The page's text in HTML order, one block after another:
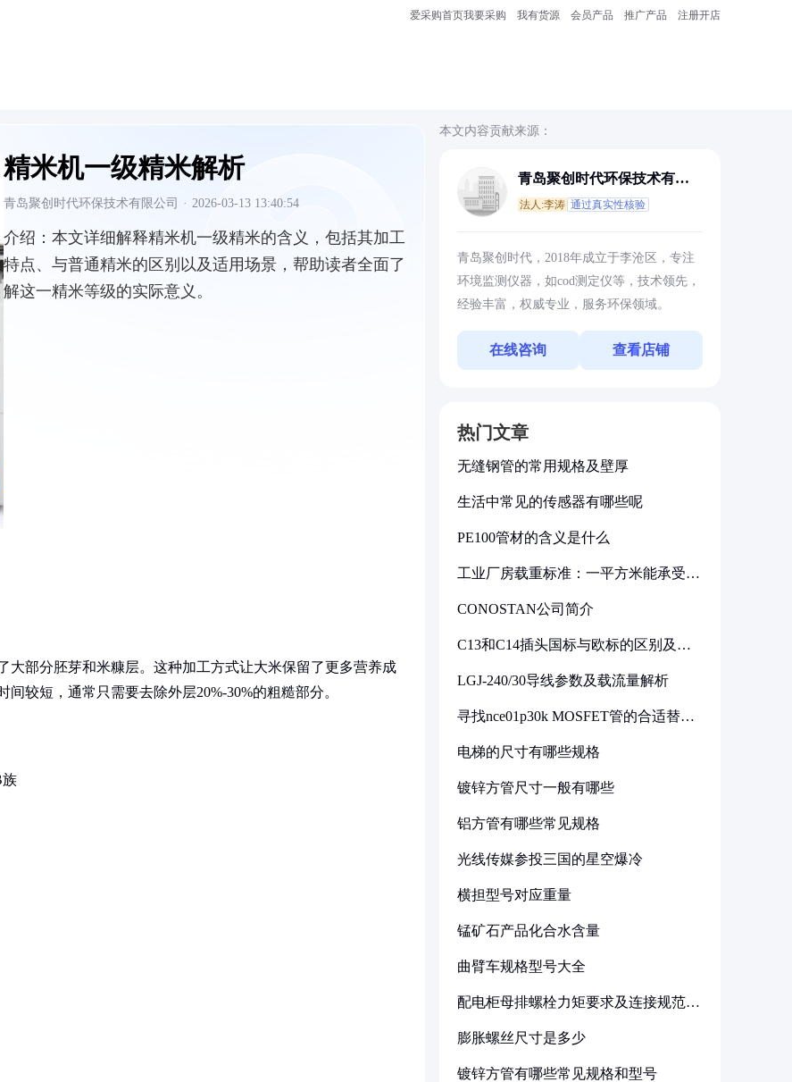
爱采购首页我要采购 我有货源 会员产品 推广产品 注册开店
精米机一级精米解析
青岛聚创时代环保技术有限公司 · 2026-03-13 13:40:54
介绍： 本文详细解释精米机一级精米的含义，包括其加工
特点、与普通精米的区别以及适用场景，帮助读者全面了
解这一精米等级的实际意义。
大部分胚芽和米糠层。这种加工方式让大米保留了更多营养成
较短，通常只需要去除外层20%-30%的粗糙部分。
族
本文内容贡献来源：
青岛聚创时代环保技术有限
法人:李涛 通过真实性核验
青岛聚创时代，2018年成立于李沧区，专注
环境监测仪器，如cod测定仪等，技术领先，
经验丰富，权威专业，服务环保领域。
在线咨询 查看店铺
热门文章
无缝钢管的常用规格及壁厚
生活中常见的传感器有哪些呢
PE100管材的含义是什么
工业厂房载重标准：一平方米能承受多
CONOSTAN公司简介
C13和C14插头国标与欧标的区别及其
LGJ-240/30导线参数及载流量解析
寻找nce01p30k MOSFET管的合适替代
电梯的尺寸有哪些规格
镀锌方管尺寸一般有哪些
铝方管有哪些常见规格
光线传媒参投三国的星空爆冷
横担型号对应重量
锰矿石产品化合水含量
曲臂车规格型号大全
配电柜母排螺栓力矩要求及连接规范详
膨胀螺丝尺寸是多少
镀锌方管有哪些常见规格和型号